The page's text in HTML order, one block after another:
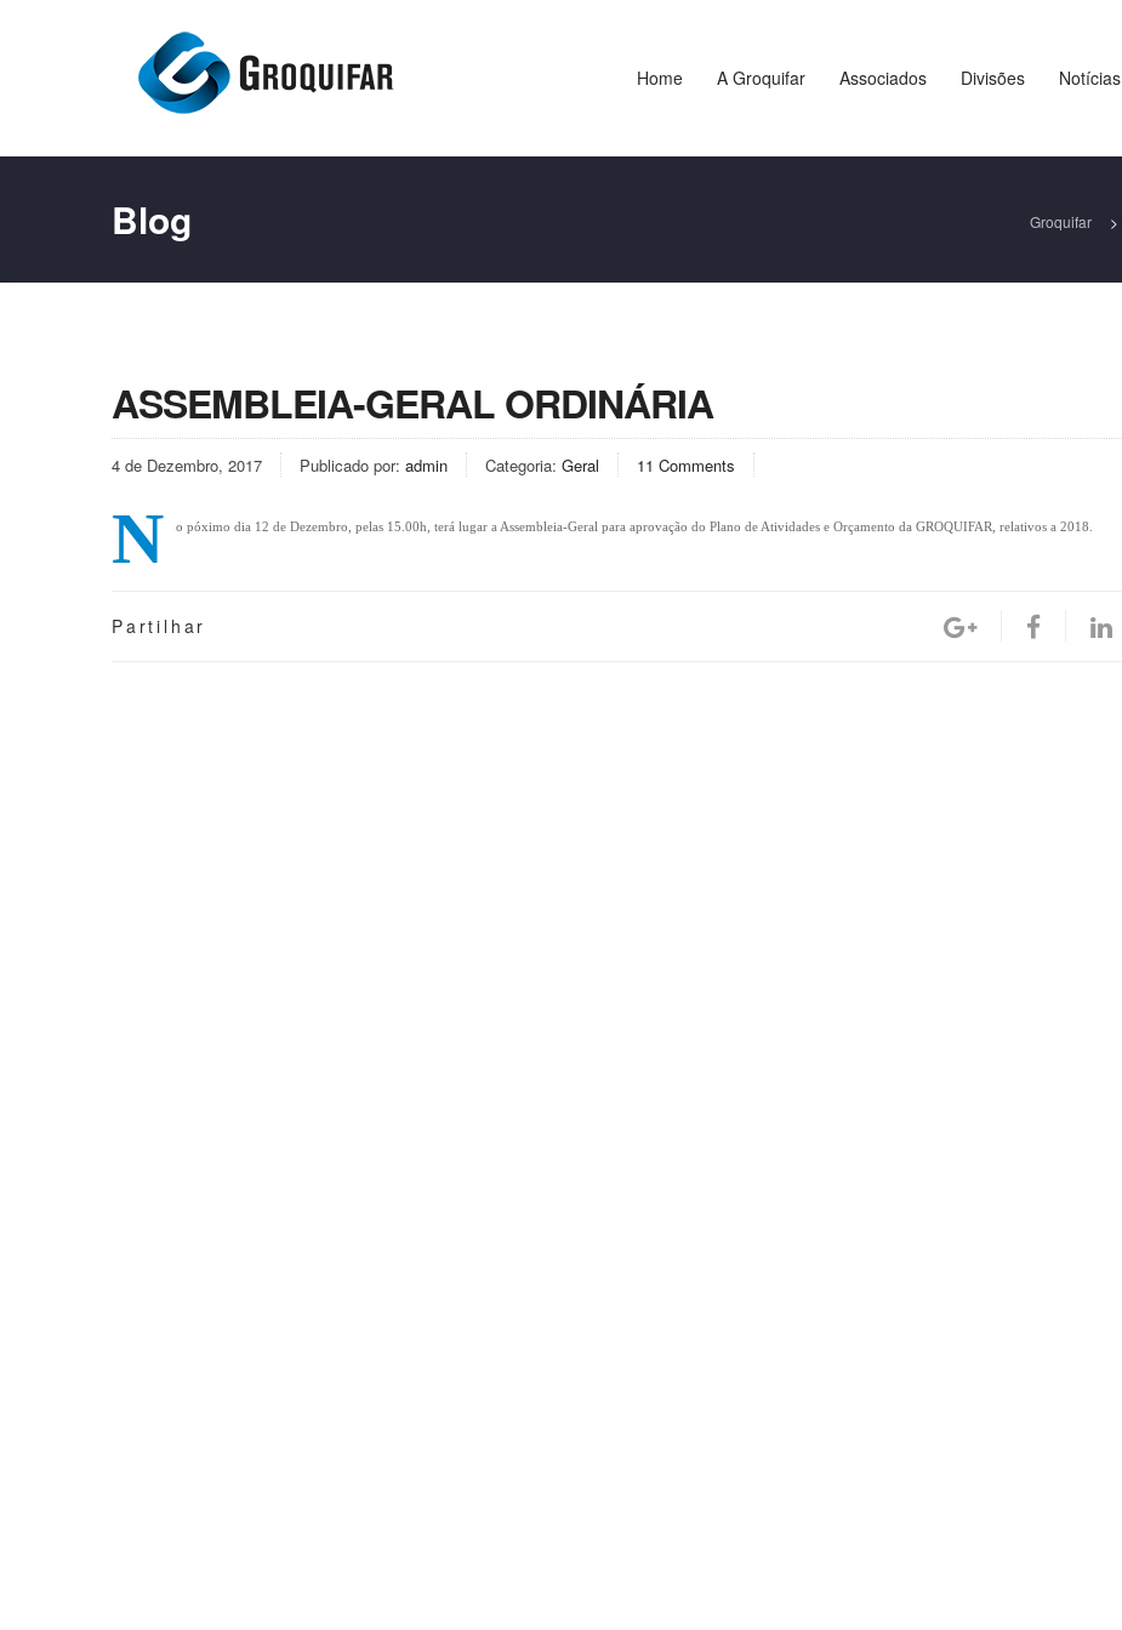
Home A Groquifar Associados Divisões Notícias
Blog Groquifar >
ASSEMBLEIA-GERAL ORDINÁRIA
4 de Dezembro, 2017 Publicado por: admin Categoria: Geral 11 Comments
N o póximo dia 12 de Dezembro, pelas 15.00h, terá lugar a Assembleia-Geral para aprovação do Plano de Atividades e Orçamento da GROQUIFAR, relativos a 2018.
Partilhar